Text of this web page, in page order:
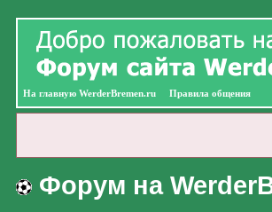
На главную WerderBremen.ru Правила общения
Форум на